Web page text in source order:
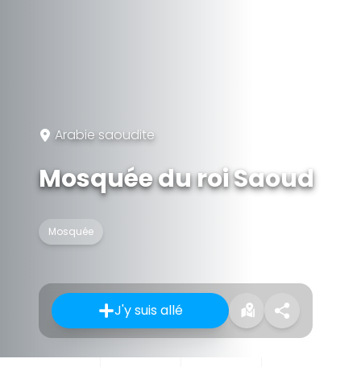
Arabie saoudite
Mosquée du roi Saoud
Mosquée
J'y suis allé